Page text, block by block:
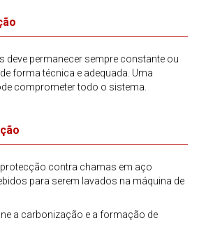
deve permanecer sempre constante ou
forma técnica e adequada. Uma
comprometer todo o sistema.
contra chamas em aço
para serem lavados na máquina de
a carbonização e a formação de